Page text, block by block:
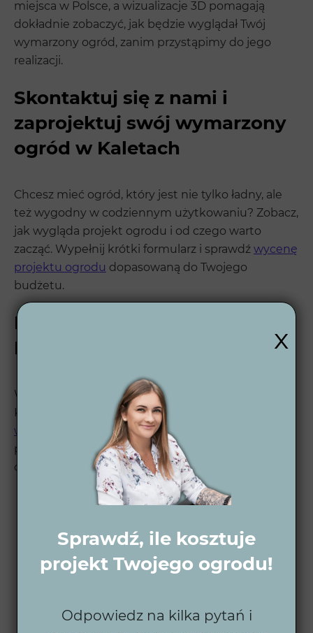
miejsca w Polsce, a wizualizacje 3D pomagają
dokładnie zobaczyć, jak będzie wyglądał Twój
wymarzony ogród, zanim przystąpimy do jego
realizacji.
Skontaktuj się z nami i
zaprojektuj swój wymarzony
ogród w Kaletach
Chcesz mieć ogród, który jest nie tylko ładny, ale
też wygodny w codziennym użytkowaniu? Zobacz,
jak wygląda projekt ogrodu i od czego warto
zacząć. Wypełnij krótki formularz i sprawdź wycenę
projektu ogrodu dopasowaną do Twojego
budżetu.
Projektowanie ogrodów w
Kaletach i okolicy
Wytwórnia Zieleni realizuje projekty ogrodów w
Kaletach oraz w okolicznych miastach
województwa
. Nasza siedziba znajduje się w
powiecie tarnogórskim, co zapewnia szybki dojazd
do wszystkich lokalizacji w regionie.
x
Sprawdź, ile kosztuje
projekt Twojego ogrodu!
Odpowiedz na kilka pytań i